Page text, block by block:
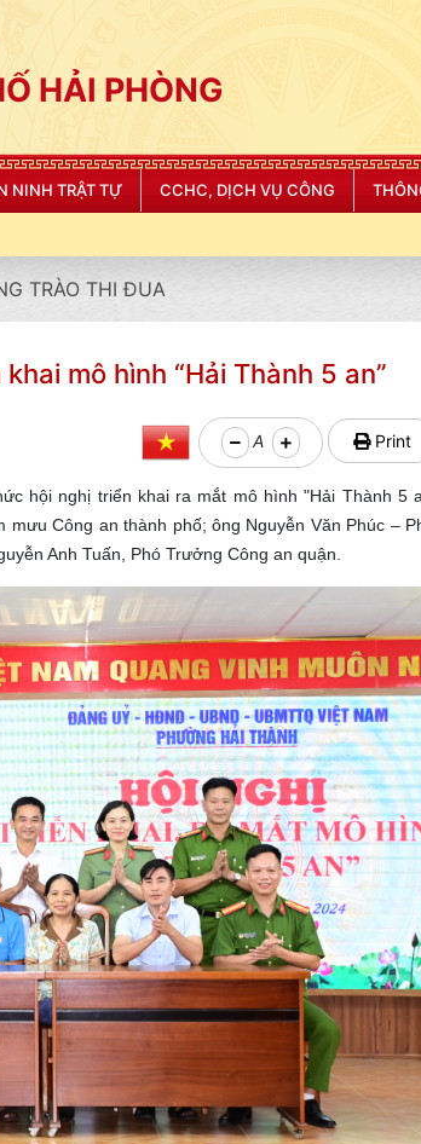
HẢI PHÒNG
NINH TRẬT TỰ CCHC, DỊCH VỤ CÔNG
TRÀO THI ĐUA
mô hình “Hải Thành 5 an”
A Print
hội nghị triển khai ra mắt mô hình "Hải Thành 5
Công an thành phố; ông Nguyễn Văn Phúc –
Anh Tuấn, Phó Trưởng Công an quận.